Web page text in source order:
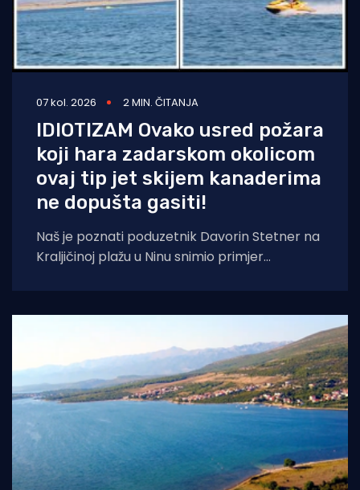
07 kol. 2026 2 MIN. ČITANJA
IDIOTIZAM Ovako usred požara
koji hara zadarskom okolicom
ovaj tip jet skijem kanaderima
ne dopušta gasiti!
Naš je poznati poduzetnik Davorin Stetner na
Kraljičinoj plažu u Ninu snimio primjer